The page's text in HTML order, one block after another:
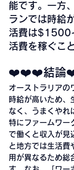
能です。一方
ランでは時給
活費は
活費を稼ぐこ
❤️❤️❤️結
オーストラリアの
時給が高いため、
なく、うまくやれ
特にファームワー
で働くと収入が見
と地方では生活費
用が異なるため総